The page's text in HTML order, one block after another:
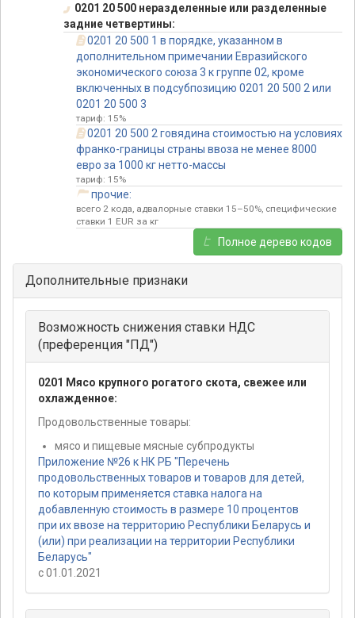
0201 20 500 неразделенные или разделенные
задние четвертины:
0201 20 500 1 в порядке, указанном в
дополнительном примечании Евразийского
экономического союза 3 к группе 02, кроме
включенных в подсубпозицию 0201 20 500 2 или
0201 20 500 3
тариф: 15%
0201 20 500 2 говядина стоимостью на условиях
франко-границы страны ввоза не менее 8000
евро за 1000 кг нетто-массы
тариф: 15%
прочие:
всего 2 кода, адвалорные ставки 15–50%, специфические
ставки 1 EUR за кг
Полное дерево кодов
Дополнительные признаки
Возможность снижения ставки НДС
(преференция "ПД")
0201 Мясо крупного рогатого скота, свежее или
охлажденное:
Продовольственные товары:
мясо и пищевые мясные субпродукты
Приложение №26 к НК РБ "Перечень
продовольственных товаров и товаров для детей,
по которым применяется ставка налога на
добавленную стоимость в размере 10 процентов
при их ввозе на территорию Республики Беларусь и
(или) при реализации на территории Республики
Беларусь"
с 01.01.2021